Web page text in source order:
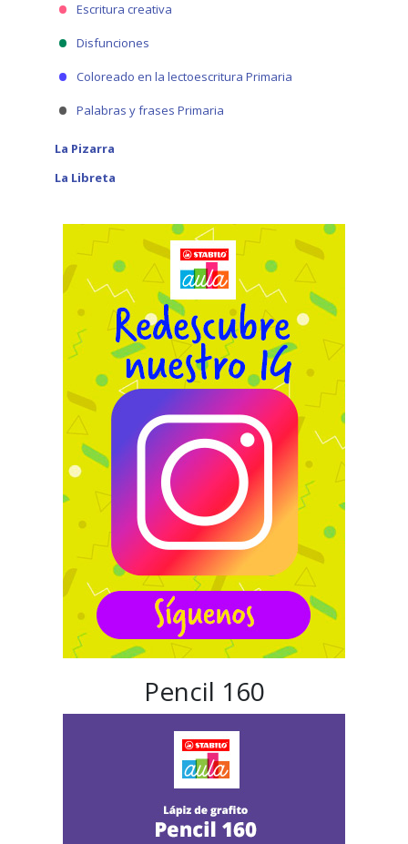
Escritura creativa
Disfunciones
Coloreado en la lectoescritura Primaria
Palabras y frases Primaria
La Pizarra
La Libreta
Pencil 160